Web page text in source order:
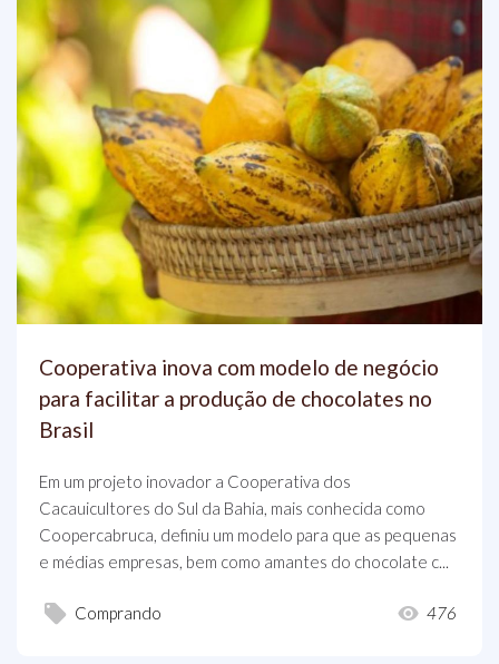
Cooperativa inova com modelo de negócio
para facilitar a produção de chocolates no
Brasil
Em um projeto inovador a Cooperativa dos
Cacauicultores do Sul da Bahia, mais conhecida como
Coopercabruca, definiu um modelo para que as pequenas
e médias empresas, bem como amantes do chocolate c...
Comprando 476